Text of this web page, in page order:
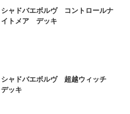
シャドバエボルヴ コントロールナ
イトメア デッキ
シャドバエボルヴ 超越ウィッチ
デッキ